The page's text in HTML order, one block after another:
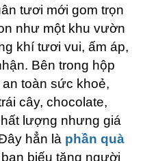
tươi mới gom trọn
như một khu vườn
khí tươi vui, ấm áp,
Bên trong hộp
toàn sức khoẻ,
cây, chocolate,
lượng nhưng giá
hẳn là phần quà
biếu tặng người